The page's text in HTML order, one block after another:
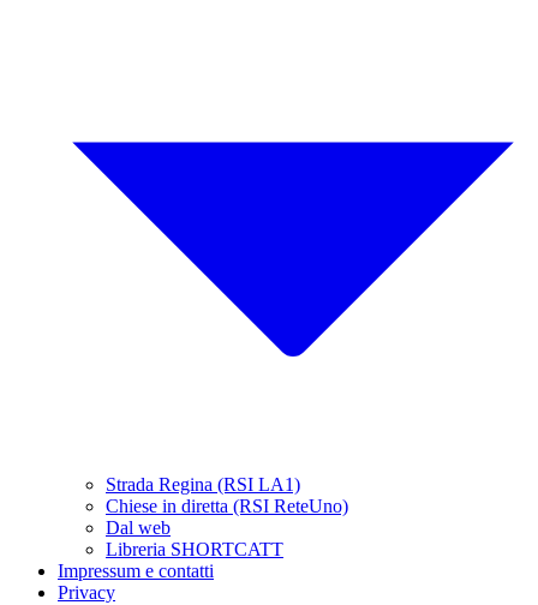
Strada Regina (RSI LA1)
Chiese in diretta (RSI ReteUno)
Dal web
Libreria SHORTCATT
Impressum e contatti
Privacy